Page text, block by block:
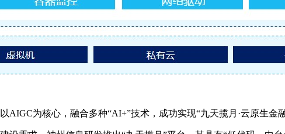
为核心，融合多种“AI+”技术，成功实现“九天揽月·云原生金融